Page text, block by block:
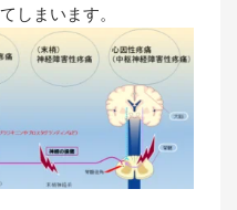
しまいます。